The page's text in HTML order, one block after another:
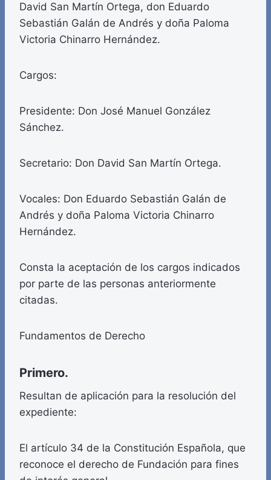
David San Martín Ortega, don Eduardo
Sebastián Galán de Andrés y doña Paloma
Victoria Chinarro Hernández.
Cargos:
Presidente: Don José Manuel González
Sánchez.
Secretario: Don David San Martín Ortega.
Vocales: Don Eduardo Sebastián Galán de
Andrés y doña Paloma Victoria Chinarro
Hernández.
Consta la aceptación de los cargos indicados
por parte de las personas anteriormente
citadas.
Fundamentos de Derecho
Primero.
Resultan de aplicación para la resolución del
expediente:
El artículo 34 de la Constitución Española, que
reconoce el derecho de Fundación para fines